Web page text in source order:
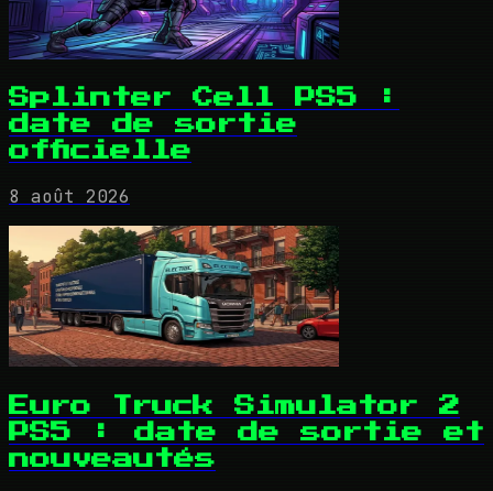
Splinter Cell PS5 :
date de sortie
officielle
8 août 2026
Euro Truck Simulator 2
PS5 : date de sortie et
nouveautés